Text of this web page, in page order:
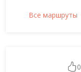
Все маршруты
0